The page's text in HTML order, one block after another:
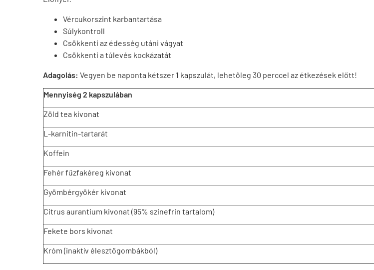
Vércukorszint karbantartása
Súlykontroll
Csökkenti az édesség utáni vágyat
Csökkenti a túlevés kockázatát
Adagolás: Vegyen be naponta kétszer 1 kapszulát, lehetőleg 30 perccel az étkezések előtt!
Mennyiség 2 kapszulában
Zöld tea kivonat
L-karnitin-tartarát
Koffein
Fehér fűzfakéreg kivonat
Gyömbérgyökér kivonat
Citrus aurantium kivonat (95% szinefrin tartalom)
Fekete bors kivonat
Króm (inaktív élesztőgombákból)